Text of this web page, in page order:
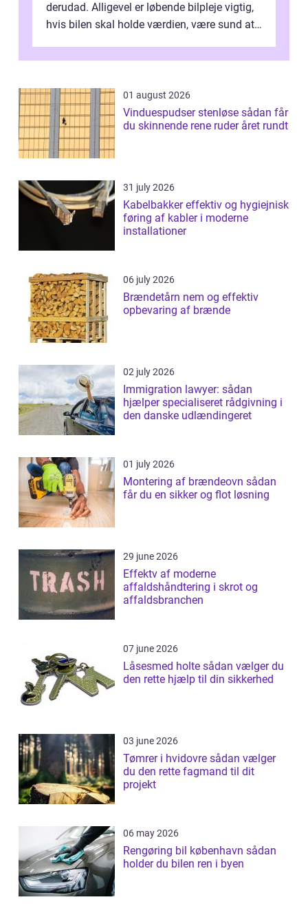
derudad. Alligevel er løbende bilpleje vigtig,
hvis bilen skal holde værdien, være sund at
01 august 2026
Vinduespudser stenløse sådan får
du skinnende rene ruder året rundt
31 july 2026
Kabelbakker effektiv og hygiejnisk
føring af kabler i moderne
installationer
06 july 2026
Brændetårn nem og effektiv
opbevaring af brænde
02 july 2026
Immigration lawyer: sådan
hjælper specialiseret rådgivning i
den danske udlændingeret
01 july 2026
Montering af brændeovn sådan
får du en sikker og flot løsning
29 june 2026
Effektv af moderne
affaldshåndtering i skrot og
affaldsbranchen
07 june 2026
Låsesmed holte sådan vælger du
den rette hjælp til din sikkerhed
03 june 2026
Tømrer i hvidovre sådan vælger
du den rette fagmand til dit
projekt
06 may 2026
Rengøring bil københavn sådan
holder du bilen ren i byen